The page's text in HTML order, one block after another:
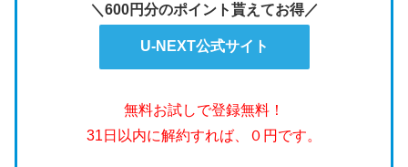
＼600円分のポイント貰えてお得／
U-NEXT公式サイト
無料お試しで登録無料！
31日以内に解約すれば、０円です。